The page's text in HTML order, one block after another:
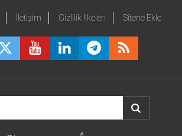
İletişim Gizlilik İlkeleri Sitene Ekle